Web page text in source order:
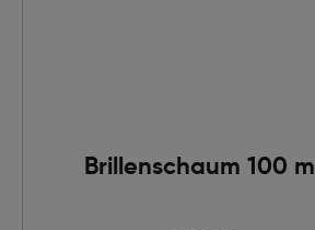
Brillenschaum 100 ml